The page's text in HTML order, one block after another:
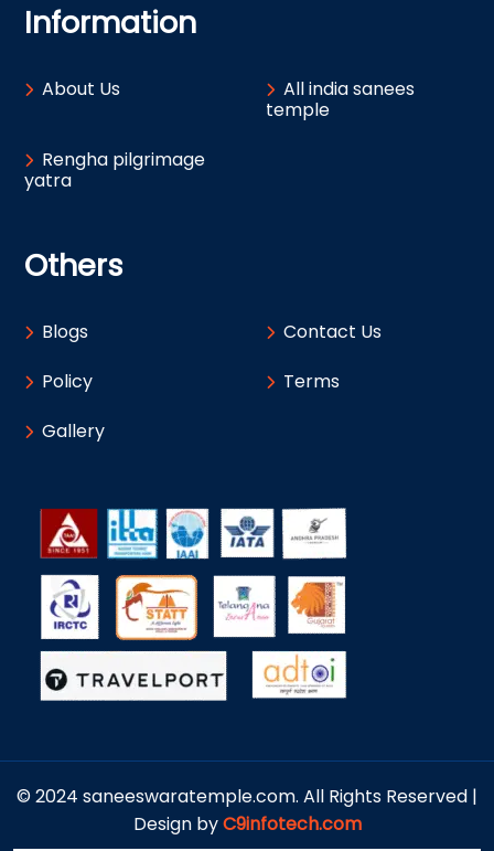
Information
About Us
All india sanees
temple
Rengha pilgrimage
yatra
Others
Blogs
Contact Us
Policy
Terms
Gallery
© 2024 saneeswaratemple.com. All Rights Reserved |
Design byC9infotech.com